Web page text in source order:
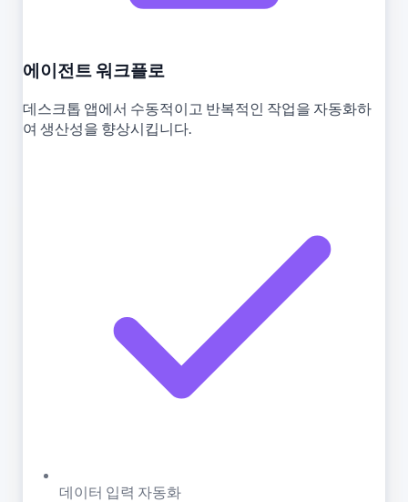
에이전트 워크플로
데스크톱 앱에서 수동적이고 반복적인 작업을 자동화하
여 생산성을 향상시킵니다.
데이터 입력 자동화